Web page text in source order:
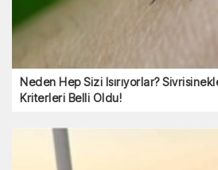
Neden Hep Sizi Isırıyorlar?
Kriterleri Belli Oldu!